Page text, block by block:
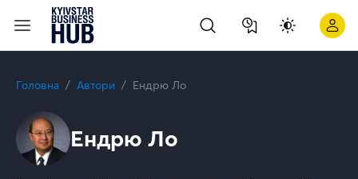
Головна Автори Ендрю Ло
Ендрю Ло